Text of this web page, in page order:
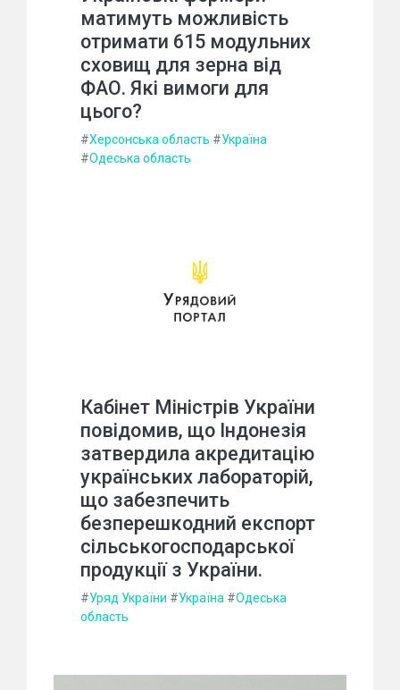
матимуть можливість
отримати 615 модульних
сховищ для зерна від
ФАО. Які вимоги для
цього?
#Херсонська область #Україна
#Одеська область
Кабінет Міністрів України
повідомив, що Індонезія
затвердила акредитацію
українських лабораторій,
що забезпечить
безперешкодний експорт
сільськогосподарської
продукції з України.
#Уряд України #Україна #Одеська
область